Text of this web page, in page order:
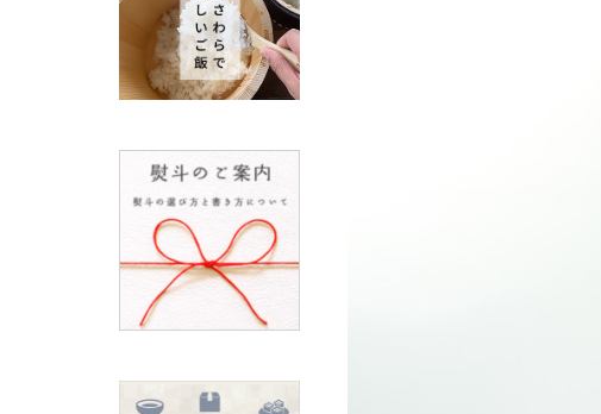
棕櫚箒の特徴 NEW
箒で見直す暮らしの基
準
NEW
ノスタルジックな肥前びーど
SUSgalleryと過ごす至福の時
千切りピーラーで仕込んでみ
星座マグでくつろぎのひとと
コーヒーミルで格別な1杯を
味わう